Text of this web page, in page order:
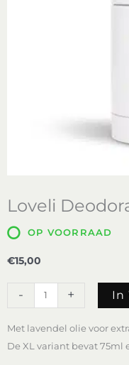
Loveli
OP VOORRAAD
€15,00
-
of
Zen
+ In
Met lavendel olie voor
De XL variant bevat 75ml